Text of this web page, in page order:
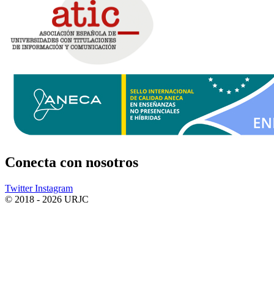
Conecta con nosotros
Twitter Instagram
© 2018 - 2026 URJC